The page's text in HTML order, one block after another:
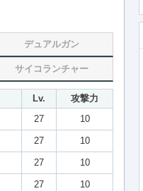
デュアルガン
サイコランチャー
Lv.
攻撃力
27 10
27 10
27 10
27 10